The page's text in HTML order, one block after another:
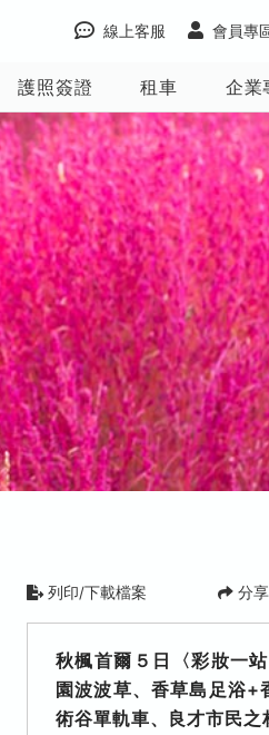
會員專
線上客服
護照簽證 租車 企業
列印/下載檔案 分享
秋楓首爾５日〈彩妝一
園波波草、香草島足浴+
術谷單軌車、良才市民之